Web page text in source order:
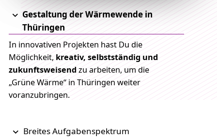
Gestaltung der Wärmewende in
Thüringen
In innovativen Projekten hast Du die
Möglichkeit,kreativ, selbstständig und
zukunftsweisendzu arbeiten, um die
„Grüne Wärme“ in Thüringen weiter
voranzubringen.
Breites Aufgabenspektrum